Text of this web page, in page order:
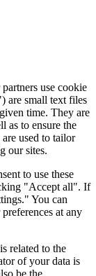
use cookie
are small text files
time. They are
as to ensure the
used to tailor
our sites.
to use these
"Accept all". If
You can
at any
related to the
of your data is
be the